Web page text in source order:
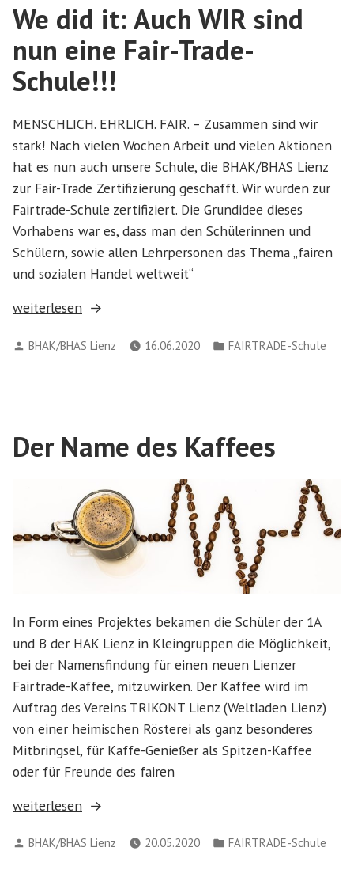
We did it: Auch WIR sind
nun eine Fair-Trade-
Schule!!!
MENSCHLICH. EHRLICH. FAIR. – Zusammen sind wir
stark! Nach vielen Wochen Arbeit und vielen Aktionen
hat es nun auch unsere Schule, die BHAK/BHAS Lienz
zur Fair-Trade Zertifizierung geschafft. Wir wurden zur
Fairtrade-Schule zertifiziert. Die Grundidee dieses
Vorhabens war es, dass man den Schülerinnen und
Schülern, sowie allen Lehrpersonen das Thema „fairen
und sozialen Handel weltweit“
„We
it:
nun
eine
Schule!!! “
weiterlesen
Verfasst
BHAK/BHAS Lienz 16.06.2020
Veröffentlicht
FAIRTRADE-Schule
Der Name des Kaffees
In Form eines Projektes bekamen die Schüler der 1A
und B der HAK Lienz in Kleingruppen die Möglichkeit,
bei der Namensfindung für einen neuen Lienzer
Fairtrade-Kaffee, mitzuwirken. Der Kaffee wird im
Auftrag des Vereins TRIKONT Lienz (Weltladen Lienz)
von einer heimischen Rösterei als ganz besonderes
Mitbringsel, für Kaffe-Genießer als Spitzen-Kaffee
oder für Freunde des fairen
„Der
des
weiterlesen
Verfasst
BHAK/BHAS Lienz 20.05.2020
Veröffentlicht
FAIRTRADE-Schule